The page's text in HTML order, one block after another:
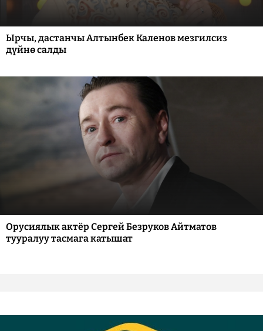
Ырчы, дастанчы Алтынбек Каленов мезгилсиз
дүйнө салды
Орусиялык актёр Сергей Безруков Айтматов
тууралуу тасмага катышат